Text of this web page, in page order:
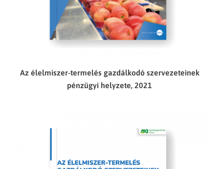
Az élelmiszer-termelés gazdálkodó szervezeteinek
pénzügyi helyzete, 2021